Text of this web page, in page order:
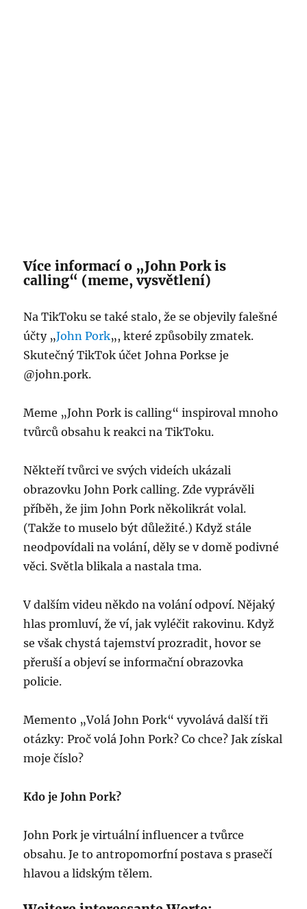
Více informací o „John Pork is
calling“ (meme, vysvětlení)
Na TikToku se také stalo, že se objevily falešné
účty „John Pork„, které způsobily zmatek.
Skutečný TikTok účet Johna Porkse je
@john.pork.
Meme „John Pork is calling“ inspiroval mnoho
tvůrců obsahu k reakci na TikToku.
Někteří tvůrci ve svých videích ukázali
obrazovku John Pork calling. Zde vyprávěli
příběh, že jim John Pork několikrát volal.
(Takže to muselo být důležité.) Když stále
neodpovídali na volání, děly se v domě podivné
věci. Světla blikala a nastala tma.
V dalším videu někdo na volání odpoví. Nějaký
hlas promluví, že ví, jak vyléčit rakovinu. Když
se však chystá tajemství prozradit, hovor se
přeruší a objeví se informační obrazovka
policie.
Memento „Volá John Pork“ vyvolává další tři
otázky: Proč volá John Pork? Co chce? Jak získal
moje číslo?
Kdo je John Pork?
John Pork je virtuální influencer a tvůrce
obsahu. Je to antropomorfní postava s prasečí
hlavou a lidským tělem.